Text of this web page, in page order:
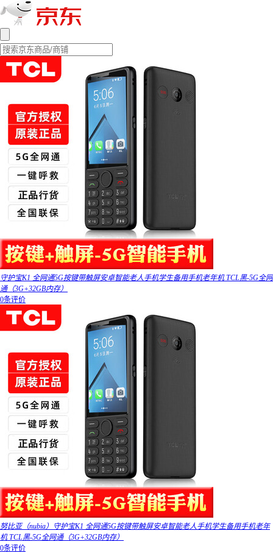
守护宝K1 全网通5G按键带触屏安卓智能老人手机学生备用手机老年机 TCL黑-5G全网
通（3G+32GB内存）
0条评价
努比亚（nubia）守护宝K1 全网通5G按键带触屏安卓智能老人手机学生备用手机老年
机 TCL黑-5G全网通（3G+32GB内存）
0条评价